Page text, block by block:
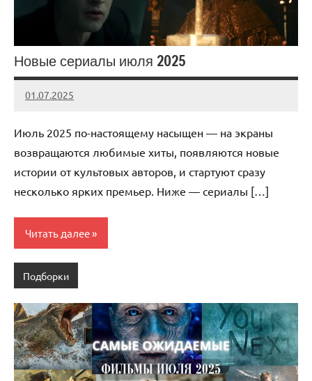
Новые сериалы июля 2025
01.07.2025
admin
Нет
Июль 2025 по-настоящему насыщен — на экраны
возвращаются любимые хиты, появляются новые
истории от культовых авторов, и стартуют сразу
несколько ярких премьер. Ниже — сериалы […]
Читать далее
Подборки